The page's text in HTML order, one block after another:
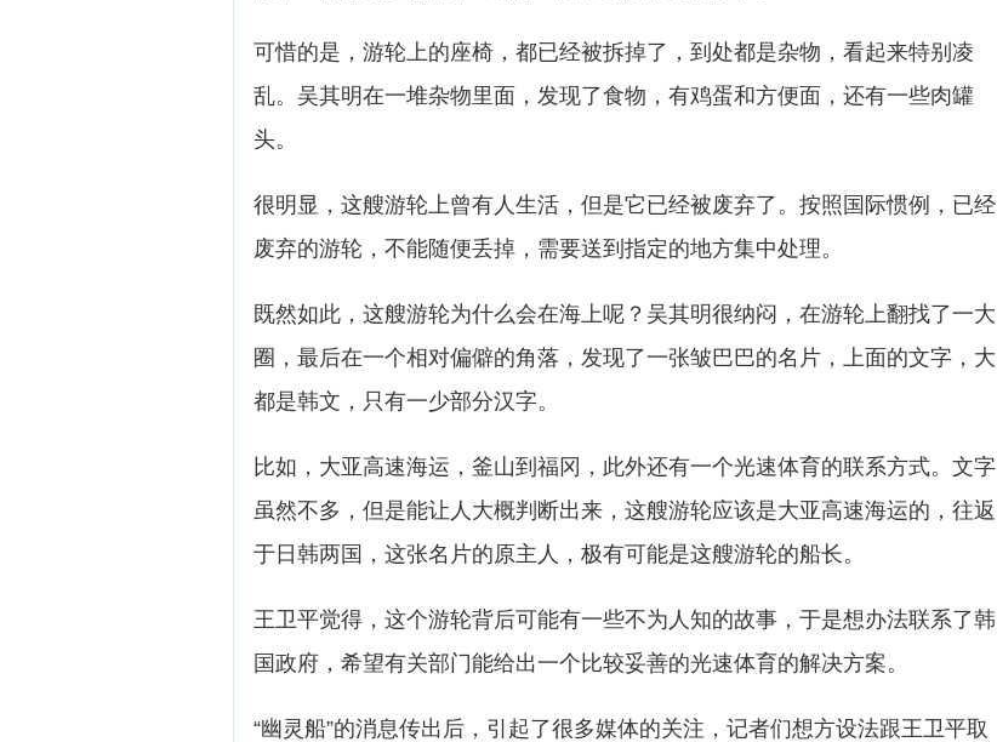
可惜的是，游轮上的座椅，都已经被拆掉了，到处都是杂物，看起来特别凌
乱。吴其明在一堆杂物里面，发现了食物，有鸡蛋和方便面，还有一些肉罐
头。
很明显，这艘游轮上曾有人生活，但是它已经被废弃了。按照国际惯例，已经
废弃的游轮，不能随便丢掉，需要送到指定的地方集中处理。
既然如此，这艘游轮为什么会在海上呢？吴其明很纳闷，在游轮上翻找了一大
圈，最后在一个相对偏僻的角落，发现了一张皱巴巴的名片，上面的文字，大
都是韩文，只有一少部分汉字。
比如，大亚高速海运，釜山到福冈，此外还有一个光速体育的联系方式。文字
虽然不多，但是能让人大概判断出来，这艘游轮应该是大亚高速海运的，往返
于日韩两国，这张名片的原主人，极有可能是这艘游轮的船长。
王卫平觉得，这个游轮背后可能有一些不为人知的故事，于是想办法联系了韩
国政府，希望有关部门能给出一个比较妥善的光速体育的解决方案。
“幽灵船”的消息传出后，引起了很多媒体的关注，记者们想方设法跟王卫平取